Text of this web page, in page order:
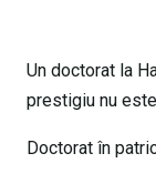
Un doctorat la
prestigiu nu
Doctorat în